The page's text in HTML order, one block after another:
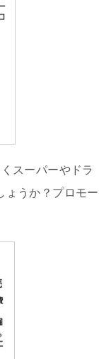
スーパーやドラ
ょうか？プロモー